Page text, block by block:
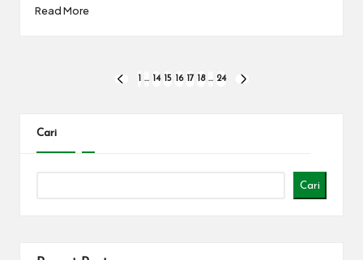
Read More
PREVIOUS
… 14 15 16 17 18 … 24
Cari
Cari